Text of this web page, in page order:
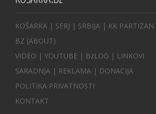
KOŠARKA | SFRJ | SRBIJA | KK PARTIZAN
BZ (ABOUT)
VIDEO | YOUTUBE | BzLOG | LINKOVI
SARADNJA | REKLAMA | DONACIJA
POLITIKA PRIVATNOSTI
KONTAKT